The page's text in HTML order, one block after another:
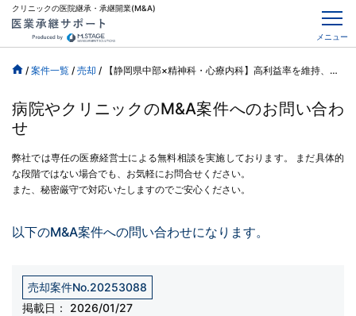
クリニックの医院継承・承継開業(M&A)
メニュー
/ 案件一覧 / 売却 / 【静岡県中部×精神科・心療内科】高利益率を維持、予約枠はほぼ100％、不動産含む
病院やクリニックのM&A案件へのお問い合わ
せ
弊社では専任の医療経営士による無料相談を実施しております。
まだ具体的
な段階ではない場合でも、お気軽にお問合せください。
また、秘密厳守で対応いたしますのでご安心ください。
以下のM&A案件への問い合わせになります。
売却案件No.20253088
掲載日：
2026/01/27